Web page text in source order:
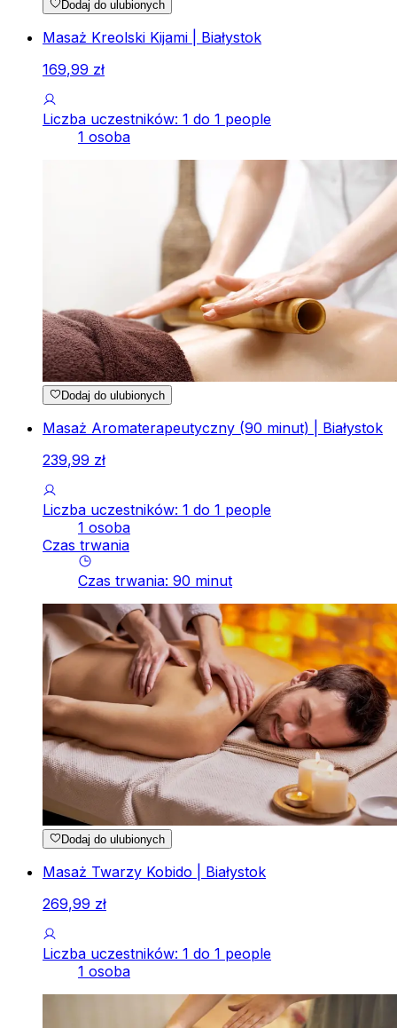
Dodaj do ulubionych
Masaż Kreolski Kijami | Białystok
169,99 zł
Liczba uczestników: 1 do 1 people
1 osoba
Dodaj do ulubionych
Masaż Aromaterapeutyczny (90 minut) | Białystok
239,99 zł
Liczba uczestników: 1 do 1 people
1 osoba
Czas trwania
Czas trwania: 90 minut
Dodaj do ulubionych
Masaż Twarzy Kobido | Białystok
269,99 zł
Liczba uczestników: 1 do 1 people
1 osoba